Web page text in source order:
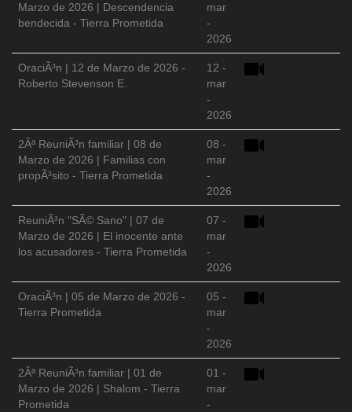
Marzo de 2026 | Descendencia
bendecida - Tierra Prometida
mar
-
2026
OraciÃ³n | 12 de Marzo de 2026 -
Roberto Stevenson E.
12 -
mar
-
2026
2Âª ReuniÃ³n familiar | 08 de
Marzo de 2026 | Familias con
propÃ³sito - Tierra Prometida
08 -
mar
-
2026
ReuniÃ³n "SÃ© Sano" | 07 de
Marzo de 2026 | El inocente ante
los acusadores - Tierra Prometida
07 -
mar
-
2026
OraciÃ³n | 05 de Marzo de 2026 -
Tierra Prometida
05 -
mar
-
2026
2Âª ReuniÃ³n familiar | 01 de
Marzo de 2026 | Shalom - Tierra
Prometida
01 -
mar
-